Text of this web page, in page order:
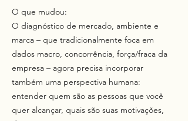
O que mudou:
O diagnóstico de mercado, ambiente e
marca – que tradicionalmente foca em
dados macro, concorrência, força/fraca da
empresa – agora precisa incorporar
também uma perspectiva humana:
entender quem são as pessoas que você
quer alcançar, quais são suas motivações,